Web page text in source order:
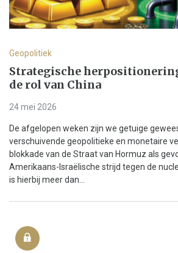
Geopolitiek
Strategische
de rol van China
24 mei 2026
De afgelopen weken zijn we getuige
verschuivende geopolitieke en monetaire
blokkade van de Straat van Hormuz als
Amerikaans-Israëlische strijd tegen de
is hierbij meer dan...